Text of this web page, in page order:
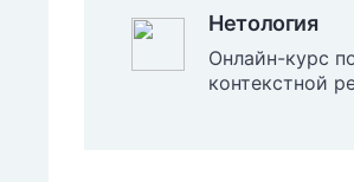
Нетология
Онлайн-курс
контекстной